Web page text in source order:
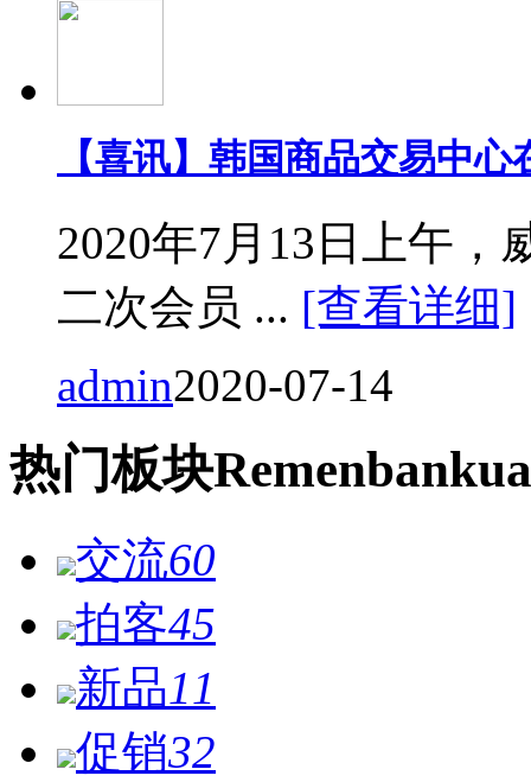
【喜讯】韩国商品交易中
2020年7月13日上午，
二次会员 ... [查看详细]
admin2020-07-14
热门板块Remen
交流60
拍客45
新品11
促销32